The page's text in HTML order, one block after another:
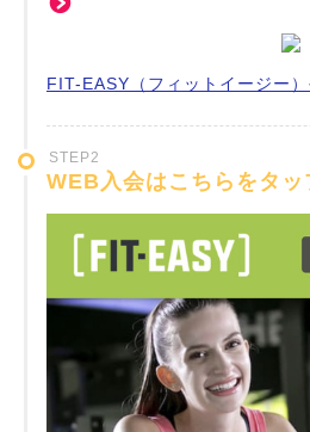
FIT-EASY（フィットイージー）
STEP2
WEB入会はこちらをタッ